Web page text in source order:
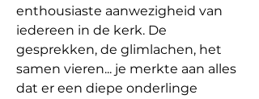
enthousiaste aanwezigheid van
iedereen in de kerk. De
gesprekken, de glimlachen, het
samen vieren... je merkte aan alles
dat er een diepe onderlinge